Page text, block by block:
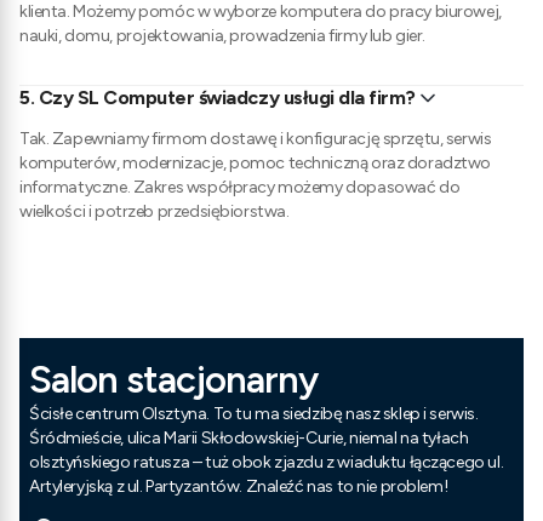
klienta. Możemy pomóc w wyborze komputera do pracy biurowej,
nauki, domu, projektowania, prowadzenia firmy lub gier.
5. Czy SL Computer świadczy usługi dla firm?
Tak. Zapewniamy firmom dostawę i konfigurację sprzętu, serwis
komputerów, modernizacje, pomoc techniczną oraz doradztwo
informatyczne. Zakres współpracy możemy dopasować do
wielkości i potrzeb przedsiębiorstwa.
Salon stacjonarny
Ścisłe centrum Olsztyna. To tu ma siedzibę nasz sklep i serwis.
Śródmieście, ulica Marii Skłodowskiej-Curie, niemal na tyłach
olsztyńskiego ratusza – tuż obok zjazdu z wiaduktu łączącego ul.
Artyleryjską z ul. Partyzantów. Znaleźć nas to nie problem!